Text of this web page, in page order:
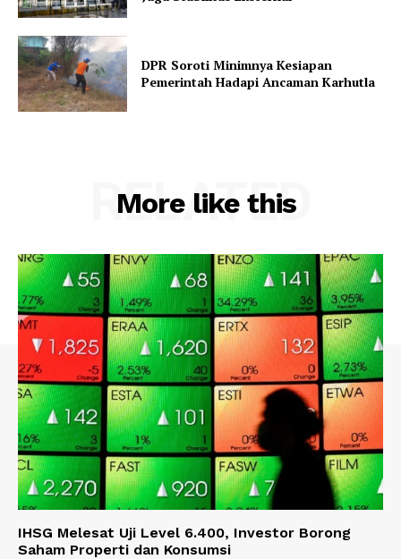
DPR Soroti Minimnya Kesiapan
Pemerintah Hadapi Ancaman Karhutla
More like this
RELATED
IHSG Melesat Uji Level 6.400, Investor Borong
Saham Properti dan Konsumsi